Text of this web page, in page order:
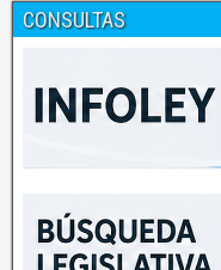
CONSULTAS